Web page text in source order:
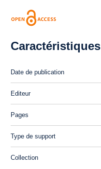
Caractéristiques
Date de publication
Editeur
Pages
Type de support
Collection